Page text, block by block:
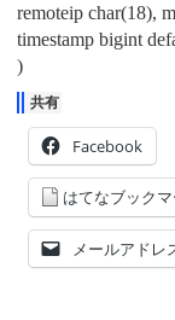
remoteip char(18),
timestamp bigint
)
共有
Facebook
はてなブックマ
メールアドレ